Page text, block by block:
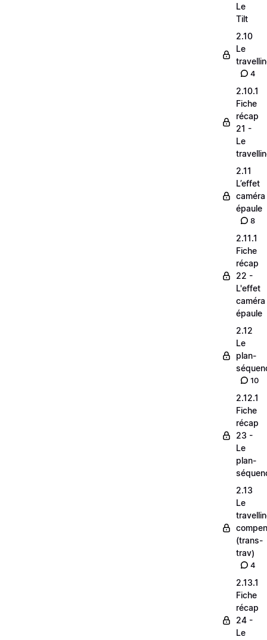
Le
Tilt
2.10
Le
4
2.10.1
Fiche
récap
21 -
Le
2.11
L’effet
caméra
épaule
8
2.11.1
Fiche
récap
22 -
L'effet
caméra
épaule
2.12
Le
plan-
10
2.12.1
Fiche
récap
23 -
Le
plan-
2.13
Le
(trans-
trav)
4
2.13.1
Fiche
récap
24 -
Le